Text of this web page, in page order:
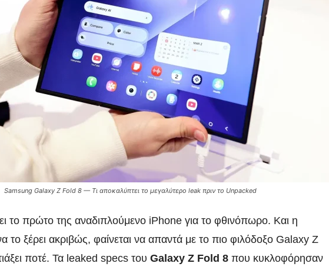
Samsung Galaxy Z Fold 8 — Τι αποκαλύπτει το μεγαλύτερο leak πριν το Unpacked
το πρώτο της αναδιπλούμενο iPhone για το φθινόπωρο. Και η
το ξέρει ακριβώς, φαίνεται να απαντά με το πιο φιλόδοξο Galaxy Z
ποτέ. Τα leaked specs του Galaxy Z Fold 8 που κυκλοφόρησαν